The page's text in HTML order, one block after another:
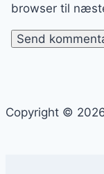
browser til
Copyright ©